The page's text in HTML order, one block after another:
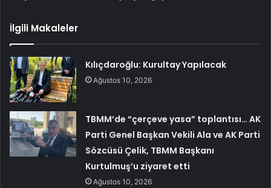
İlgili Makaleler
Kılıçdaroğlu: Kurultay Yapılacak
Ağustos 10, 2026
TBMM’de “çerçeve yasa” toplantısı… AK
Parti Genel Başkan Vekili Ala ve AK Parti
Sözcüsü Çelik, TBMM Başkanı
Kurtulmuş’u ziyaret etti
Ağustos 10, 2026